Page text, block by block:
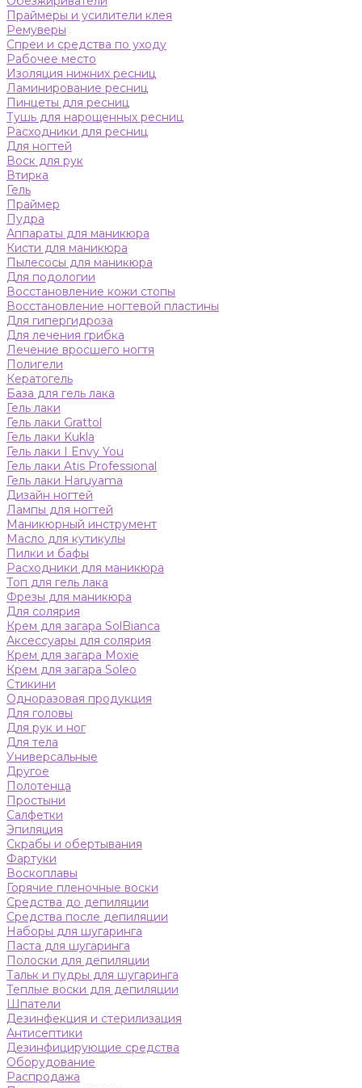
Праймеры и усилители клея
Ремуверы
Спреи и средства по уходу
Рабочее место
Изоляция нижних ресниц
Ламинирование ресниц
Пинцеты для ресниц
Тушь для нарощенных ресниц
Расходники для ресниц
Для ногтей
Воск для рук
Втирка
Гель
Праймер
Пудра
Аппараты для маникюра
Кисти для маникюра
Пылесосы для маникюра
Для подологии
Восстановление кожи стопы
Восстановление ногтевой пластины
Для гипергидроза
Для лечения грибка
Лечение вросшего ногтя
Полигели
Кератогель
База для гель лака
Гель лаки
Гель лаки Grattol
Гель лаки Kukla
Гель лаки I Envy You
Гель лаки Atis Professional
Гель лаки Haruyama
Дизайн ногтей
Лампы для ногтей
Маникюрный инструмент
Масло для кутикулы
Пилки и бафы
Расходники для маникюра
Топ для гель лака
Фрезы для маникюра
Для солярия
Крем для загара SolBianca
Аксессуары для солярия
Крем для загара Moxie
Крем для загара Soleo
Стикини
Одноразовая продукция
Для головы
Для рук и ног
Для тела
Универсальные
Другое
Полотенца
Простыни
Салфетки
Эпиляция
Скрабы и обертывания
Фартуки
Воскоплавы
Горячие пленочные воски
Средства до депиляции
Средства после депиляции
Наборы для шугаринга
Паста для шугаринга
Полоски для депиляции
Тальк и пудры для шугаринга
Теплые воски для депиляции
Шпатели
Дезинфекция и стерилизация
Антисептики
Дезинфицирующие средства
Оборудование
Распродажа